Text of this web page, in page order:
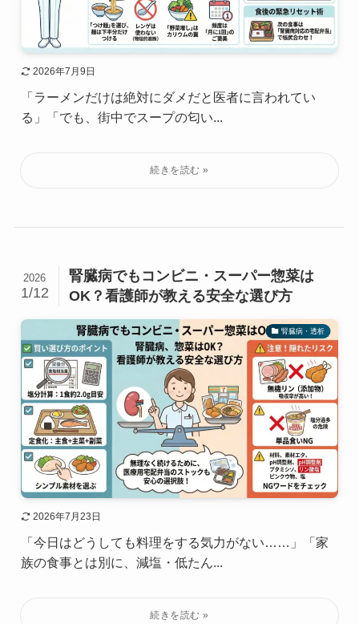
2026年7月9日
「ラーメンだけは絶対にダメだと医者に言われてい
る」「でも、街中でスープの匂い...
腎臓病でもコンビニ・スーパー惣菜は
OK？看護師が教える安全な選び方
2026
1/12
腎臓病・透析
2026年7月23日
「今日はどうしても料理をする気力がない……」「家
族の食事とは別に、減塩・低たん...